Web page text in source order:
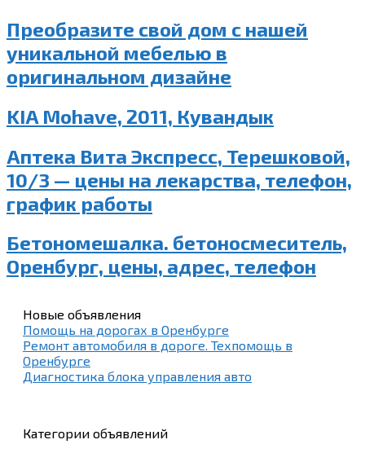
Преобразите свой дом с нашей
уникальной мебелью в
оригинальном дизайне
KIA Mohave, 2011, Кувандык
Аптека Вита Экспресс, Терешковой,
10/3 — цены на лекарства, телефон,
график работы
Бетономешалка. бетоносмеситель,
Оренбург, цены, адрес, телефон
Новые объявления
Помощь на дорогах в Оренбурге
Ремонт автомобиля в дороге. Техпомощь в
Оренбурге
Диагностика блока управления авто
Категории объявлений